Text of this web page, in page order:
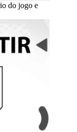
do jogo e